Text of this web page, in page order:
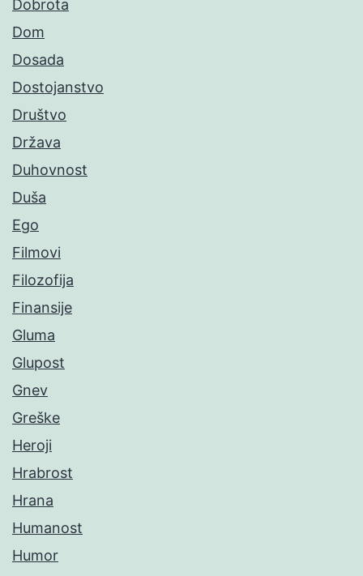
Dobrota
Dom
Dosada
Dostojanstvo
Društvo
Država
Duhovnost
Duša
Ego
Filmovi
Filozofija
Finansije
Gluma
Glupost
Gnev
Greške
Heroji
Hrabrost
Hrana
Humanost
Humor